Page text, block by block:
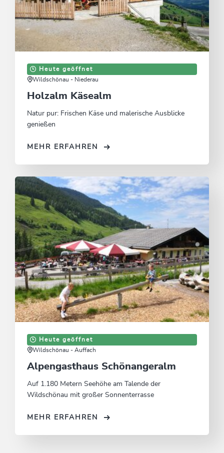
Heute geöffnet
Wildschönau - Niederau
Holzalm Käsealm
Natur pur: Frischen Käse und malerische Ausblicke
genießen
MEHR ERFAHREN
Heute geöffnet
Wildschönau - Auffach
Alpengasthaus Schönangeralm
Auf 1.180 Metern Seehöhe am Talende der
Wildschönau mit großer Sonnenterrasse
MEHR ERFAHREN